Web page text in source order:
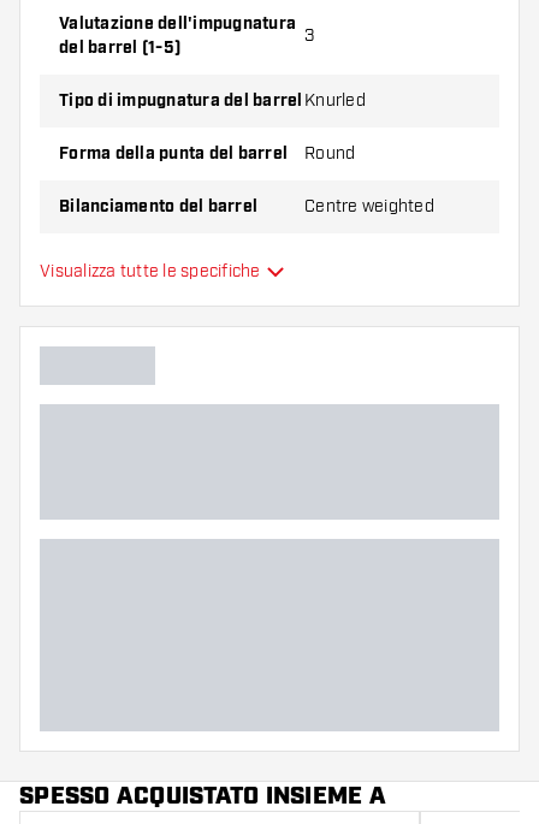
Valutazione dell'impugnatura
del barrel (1-5)
3
Tipo di impugnatura del barrel Knurled
Forma della punta del barrel Round
Bilanciamento del barrel Centre weighted
Materiale delle freccette
Impugnatura della punta del
Giocatore di freccette
Visualizza tutte le specifiche
SPESSO ACQUISTATO INSIEME A